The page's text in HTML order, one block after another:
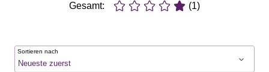
Gesamt: (1)
Sortieren nach